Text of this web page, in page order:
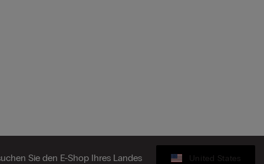
Sie den E-Shop Ihres Landes United States